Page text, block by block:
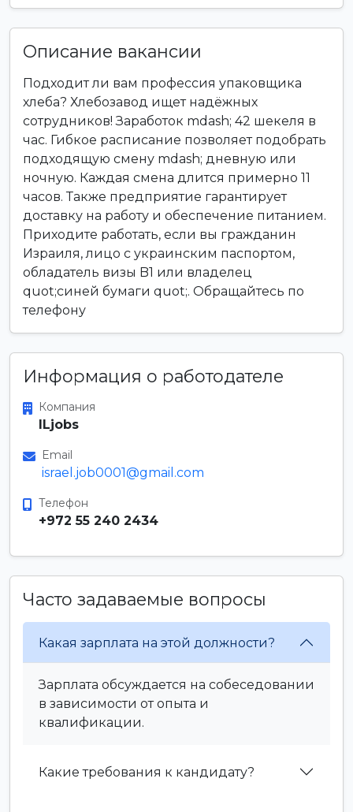
Описание вакансии
Подходит ли вам профессия упаковщика
хлеба? Хлебозавод ищет надёжных
сотрудников! Заработок mdash; 42 шекеля в
час. Гибкое расписание позволяет подобрать
подходящую смену mdash; дневную или
ночную. Каждая смена длится примерно 11
часов. Также предприятие гарантирует
доставку на работу и обеспечение питанием.
Приходите работать, если вы гражданин
Израиля, лицо с украинским паспортом,
обладатель визы B1 или владелец
quot;синей бумаги quot;. Обращайтесь по
телефону
Информация о работодателе
Компания
ILjobs
Email
israel.job0001@gmail.com
Телефон
+972 55 240 2434
Часто задаваемые вопросы
Какая зарплата на этой должности?
Зарплата обсуждается на собеседовании
в зависимости от опыта и
квалификации.
Какие требования к кандидату?